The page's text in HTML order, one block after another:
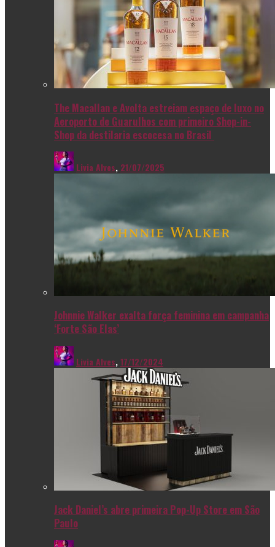
The Macallan e Avolta estreiam espaço de luxo no
Aeroporto de Guarulhos com primeiro Shop-in-
Shop da destilaria escocesa no Brasil
Livia Alves, 21/07/2025
Johnnie Walker exalta força feminina em campanha
‘Forte São Elas’
Livia Alves,17/12/2024
Jack Daniel’s abre primeira Pop-Up Store em São
Paulo